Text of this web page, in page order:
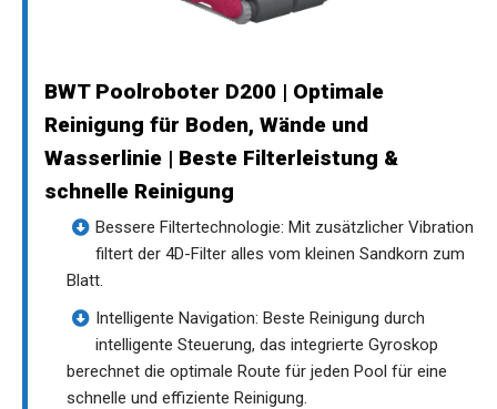
BWT Poolroboter D200 | Optimale
Reinigung für Boden, Wände und
Wasserlinie | Beste Filterleistung &
schnelle Reinigung
Bessere Filtertechnologie: Mit zusätzlicher Vibration
filtert der 4D-Filter alles vom kleinen Sandkorn zum
Blatt.
Intelligente Navigation: Beste Reinigung durch
intelligente Steuerung, das integrierte Gyroskop
berechnet die optimale Route für jeden Pool für eine
schnelle und effiziente Reinigung.